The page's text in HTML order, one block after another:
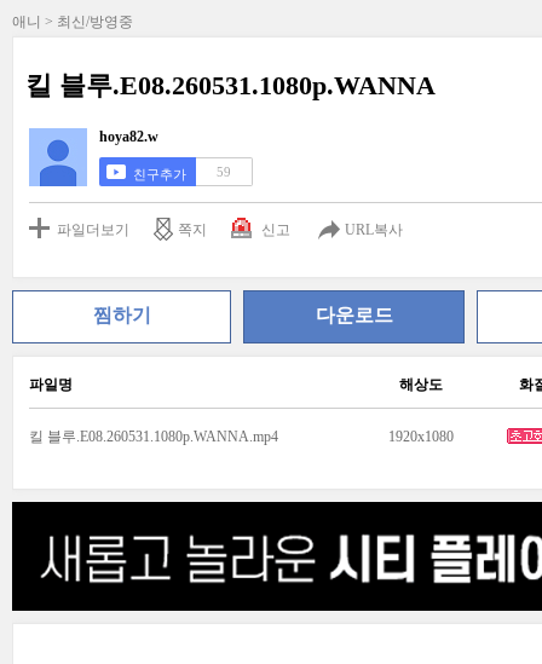
애니 > 최신/방영중
킬 블루.E08.260531.1080p.WANNA
hoya82.w
친구추가 59
파일더보기 쪽지 신고 URL복사
찜하기 다운로드
파일명 해상도 화
킬 블루.E08.260531.1080p.WANNA.mp4 1920x1080